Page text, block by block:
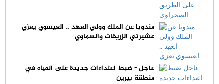
مندوبا عن الملك وولي العهد .. العيسوي يعزي
عشيرتي الزريقات والسماوي
عاجل - ضبط اعتداءات جديدة على المياه في
منطقة بيرين